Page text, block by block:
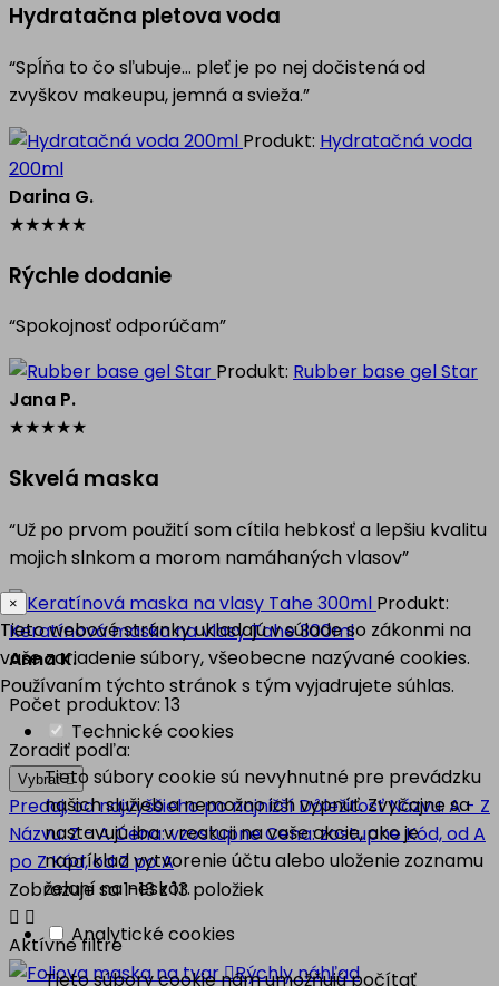
Hydratačna pletova voda
“Spĺňa to čo sľubuje… pleť je po nej dočistená od
zvyškov makeupu, jemná a svieža.”
Produkt: Hydratačná voda
200ml
Darina G.
★★★★★
Rýchle dodanie
“Spokojnosť odporúčam”
Produkt: Rubber base gel Star
Jana P.
★★★★★
Skvelá maska
“Už po prvom použití som cítila hebkosť a lepšiu kvalitu
mojich slnkom a morom namáhaných vlasov”
Produkt:
Keratínová maska na vlasy Tahe 300ml
Anna K.
Počet produktov: 13
Zoradiť podľa:
Vybrať
Predaj, od najvyššieho po najnižšíDôležitosťNázvu: A - Z
Názvu: Z - ACena: vzostupneCena: zostupneKód, od A
po ZKód, od Z po A
Zobrazuje sa 1-13 z 13 položiek
 
Aktívne filtre
Rýchly náhľad
×
Tieto webové stránky ukladajú v súlade so zákonmi na
vaše zariadenie súbory, všeobecne nazývané cookies.
Používaním týchto stránok s tým vyjadrujete súhlas.
Technické cookies
Tieto súbory cookie sú nevyhnutné pre prevádzku
našich služieb a nemožno ich vypnúť. Zvyčajne sa
nastavujú iba v reakcii na vaše akcie, ako je
napríklad vytvorenie účtu alebo uloženie zoznamu
želaní na neskôr.
Analytické cookies
Tieto súbory cookie nám umožňujú počítať